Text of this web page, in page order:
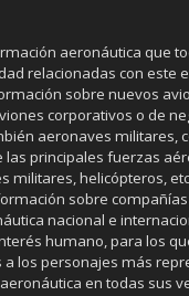
aeronáutica que
relacionadas con este
sobre nuevos
corporativos o de
aeronaves militares,
las principales fuerzas
militares, helicópteros,
sobre
nacional e
humano, para los
a los personajes más
en todas sus